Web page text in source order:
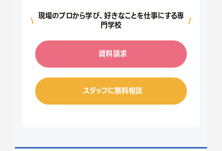
現場のプロから学び、好きなことを仕事にする専
門学校
資料請求
スタッフに無料相談